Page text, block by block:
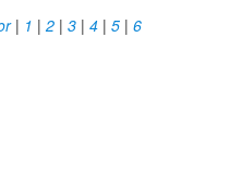
| 1 | 2 | 3 | 4 | 5 | 6